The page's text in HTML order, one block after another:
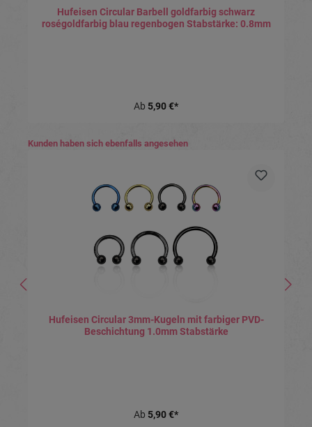
Hufeisen Circular Barbell goldfarbig schwarz
roségoldfarbig blau regenbogen Stabstärke: 0.8mm
Ab 5,90 €*
Produktgalerie überspringen
Kunden haben sich ebenfalls angesehen
Hufeisen Circular 3mm-Kugeln mit farbiger PVD-
Beschichtung 1.0mm Stabstärke
Ab 5,90 €*